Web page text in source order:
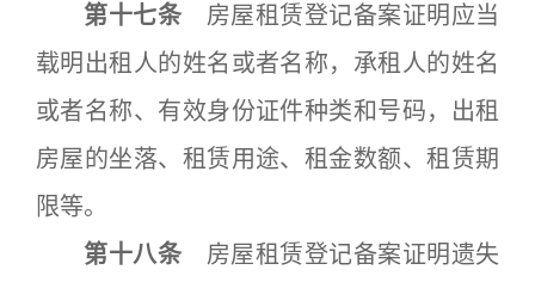
第十七条 房屋租赁登记备案证明应当
载明出租人的姓名或者名称，承租人的姓名
或者名称、有效身份证件种类和号码，出租
房屋的坐落、租赁用途、租金数额、租赁期
限等。
第十八条 房屋租赁登记备案证明遗失